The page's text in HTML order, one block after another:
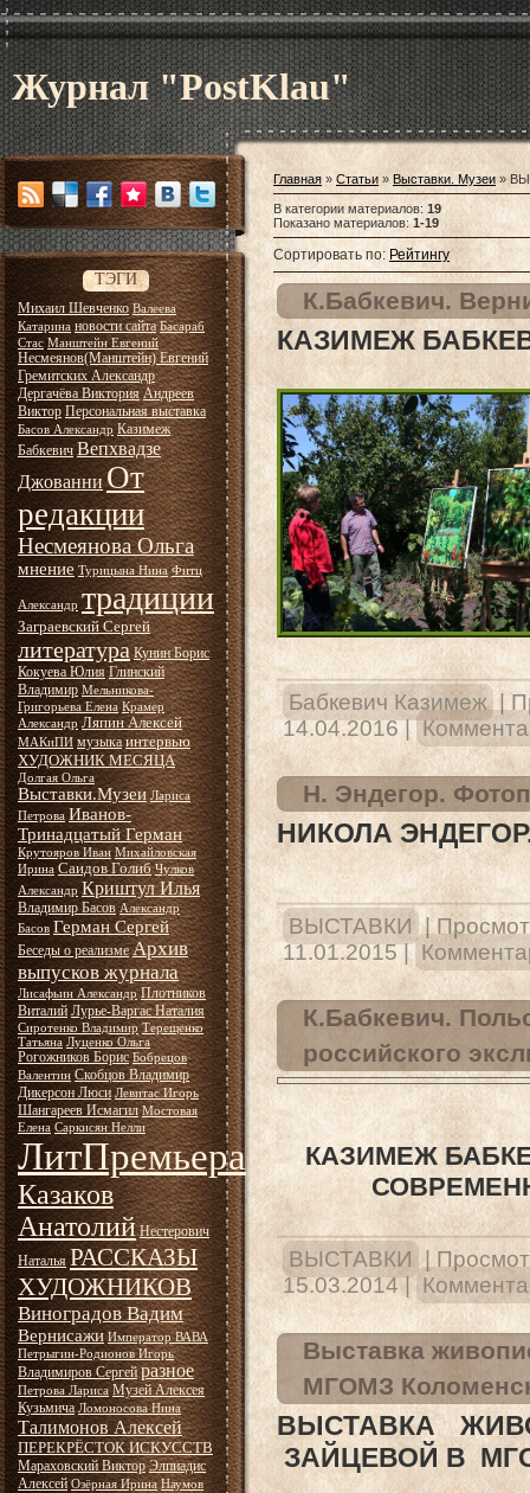
Журнал "PostKlau"
ТЭГИ
Михаил Шевченко Валеева
Катарина новости сайта Басараб
Стас Манштейн Евгений
Несмеянов(Манштейн) Евгений
Гремитских Александр
Дергачёва Виктория Андреев
Виктор Персональная выставка
Басов Александр Казимеж
Бабкевич Вепхвадзе
Джованни От
редакции
Несмеянова Ольга
мнение Турицына Нина Фитц
Александр традиции
Заграевский Сергей
литература Кунин Борис
Кокуева Юлия Глинский
Владимир Мельникова-
Григорьева Елена Крамер
Александр Ляпин Алексей
МАКиПИ музыка интервью
ХУДОЖНИК МЕСЯЦА
Долгая Ольга
Выставки.Музеи Лариса
Петрова Иванов-
Тринадцатый Герман
Крутояров Иван Михайловская
Ирина Саидов Голиб Чулков
Александр Криштул Илья
Владимир Басов Александр
Басов Герман Сергей
Беседы о реализме Архив
выпусков журнала
Лисафьин Александр Плотников
Виталий Лурье-Варгас Наталия
Сиротенко Владимир Терещенко
Татьяна Луценко Ольга
Рогожников Борис Бобрецов
Валентин Скобцов Владимир
Дикерсон Люси Левитас Игорь
Шангареев Исмагил Мостовая
Елена Саркисян Нелли
ЛитПремьера
Казаков
Анатолий Нестерович
Наталья РАССКАЗЫ
ХУДОЖНИКОВ
Виноградов Вадим
Вернисажи Император ВАВА
Петрыгин-Родионов Игорь
Владимиров Сергей разное
Петрова Лариса Музей Алексея
Кузьмича Ломоносова Нина
Талимонов Алексей
ПЕРЕКРЁСТОК ИСКУССТВ
Мараховский Виктор Элпиадис
Алексей Озёрная Ирина Наумов
Главная » Статьи » Выставки. Музеи »
В категории материалов: 19
Показано материалов:1-19
Сортировать по: Рейтингу
К.Бабкевич.
КАЗИМЕЖ
Бабкевич Казимеж |
14.04.2016 |
Н. Эндегор.
НИКОЛА
ВЫСТАВКИ |
11.01.2015 |
К.Бабкевич.
российского
КАЗИМЕЖ
ВЫСТАВКИ |
15.03.2014 |
Выставка
МГОМЗ
ВЫСТАВКА
ЗАЙЦЕВОЙ В